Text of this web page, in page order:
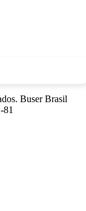
Buser Brasil
81